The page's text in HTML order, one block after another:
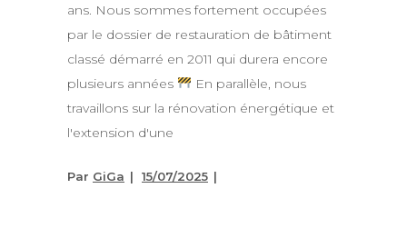
ans. Nous sommes fortement occupées
par le dossier de restauration de bâtiment
classé démarré en 2011 qui durera encore
plusieurs années
En parallèle, nous
travaillons sur la rénovation énergétique et
l'extension d'une
Par GiGa 15/07/2025